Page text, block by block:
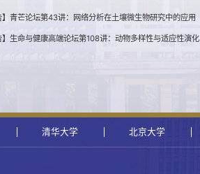
青芒论坛第43讲：网络分析在土壤微生物研究中的应用
生命与健康高端论坛第108讲：动物多样性与适应性演化
清华大学 北京大学